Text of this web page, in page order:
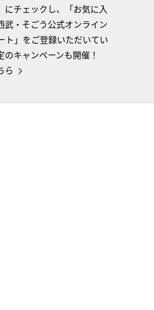
にチェックし、「お気に入
武・そごう公式オンライン
ト」をご登録いただいてい
のキャンペーンも開催！
ら